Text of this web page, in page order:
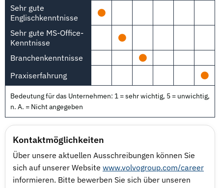
Sehr gute
Englischkenntnisse
Sehr gute MS-Office-
Kenntnisse
Branchenkenntnisse
Praxiserfahrung
Bedeutung für das Unternehmen: 1 = sehr wichtig, 5 = unwichtig,
n. A. = Nicht angegeben
Kontaktmöglichkeiten
Über unsere aktuellen Ausschreibungen können Sie
sich auf unserer Website www.volvogroup.com/career
informieren. Bitte bewerben Sie sich über unseren